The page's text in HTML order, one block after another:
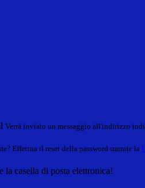
Verrà inviato un messaggio all'indirizzo
Effettua il reset della password tramite la
casella di posta elettronica!